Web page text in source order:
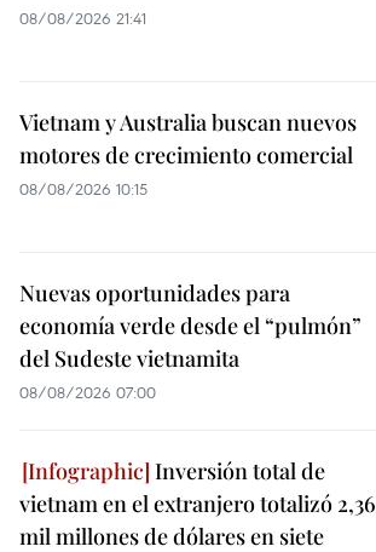
08/08/2026 21:41
Vietnam y Australia buscan nuevos
motores de crecimiento comercial
08/08/2026 10:15
Nuevas oportunidades para
economía verde desde el “pulmón”
del Sudeste vietnamita
08/08/2026 07:00
Inversión total de
vietnam en el extranjero totalizó 2,36
mil millones de dólares en siete